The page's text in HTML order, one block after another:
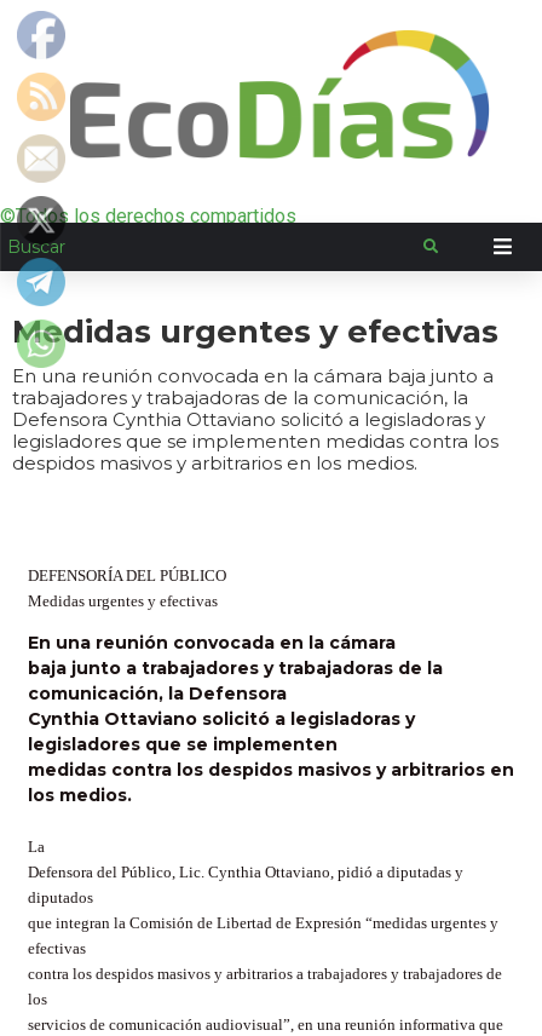
©Todos los derechos compartidos
Medidas urgentes y efectivas
En una reunión convocada en la cámara baja junto a
trabajadores y trabajadoras de la comunicación, la
Defensora Cynthia Ottaviano solicitó a legisladoras y
legisladores que se implementen medidas contra los
despidos masivos y arbitrarios en los medios.
DEFENSORÍA DEL PÚBLICO
Medidas urgentes y efectivas
En una reunión convocada en la cámara
baja junto a trabajadores y trabajadoras de la
comunicación, la Defensora
Cynthia Ottaviano solicitó a legisladoras y
legisladores que se implementen
medidas contra los despidos masivos y arbitrarios en
los medios.
La
Defensora del Público, Lic. Cynthia Ottaviano, pidió a diputadas y
diputados
que integran la Comisión de Libertad de Expresión “medidas urgentes y
efectivas
contra los despidos masivos y arbitrarios a trabajadores y trabajadores de
los
servicios de comunicación audiovisual”, en una reunión informativa que